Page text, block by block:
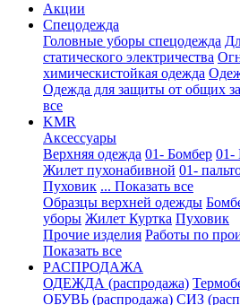
Акции
Спецодежда
Головные уборы спецодежда
статического электричества
химическистойкая одежда
Одежда для защиты от общих
все
KMR
Аксессуары
Верхняя одежда 01- Бомбер 01-
Жилет пухонабивной 01-
Пуховик ... Показать все
Образцы верхней одежды
уборы Жилет Куртка Пуховик
Прочие изделия Работы по
Показать все
PАСПРОДАЖА
ОДЕЖДА (распродажа)
ОБУВЬ (распродажа) СИЗ